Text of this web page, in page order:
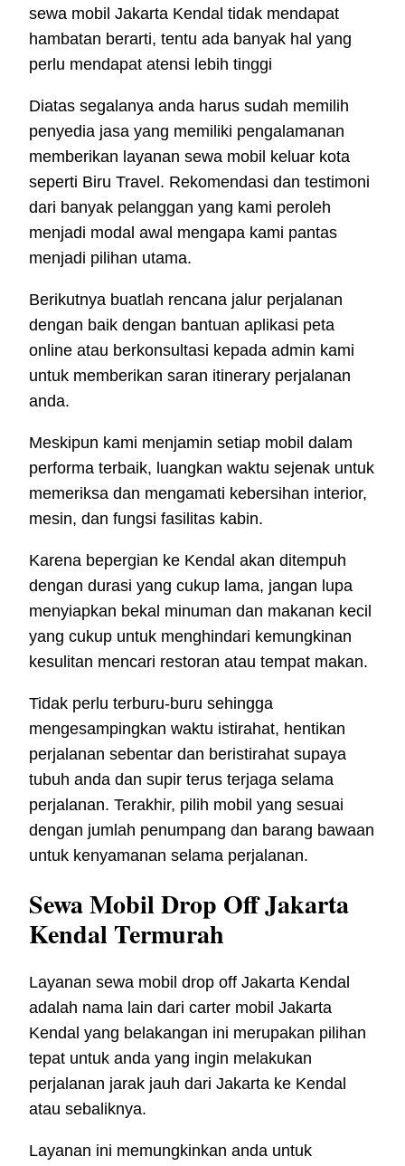
sewa mobil Jakarta Kendal tidak mendapat
hambatan berarti, tentu ada banyak hal yang
perlu mendapat atensi lebih tinggi
Diatas segalanya anda harus sudah memilih
penyedia jasa yang memiliki pengalamanan
memberikan layanan sewa mobil keluar kota
seperti Biru Travel. Rekomendasi dan testimoni
dari banyak pelanggan yang kami peroleh
menjadi modal awal mengapa kami pantas
menjadi pilihan utama.
Berikutnya buatlah rencana jalur perjalanan
dengan baik dengan bantuan aplikasi peta
online atau berkonsultasi kepada admin kami
untuk memberikan saran itinerary perjalanan
anda.
Meskipun kami menjamin setiap mobil dalam
performa terbaik, luangkan waktu sejenak untuk
memeriksa dan mengamati kebersihan interior,
mesin, dan fungsi fasilitas kabin.
Karena bepergian ke Kendal akan ditempuh
dengan durasi yang cukup lama, jangan lupa
menyiapkan bekal minuman dan makanan kecil
yang cukup untuk menghindari kemungkinan
kesulitan mencari restoran atau tempat makan.
Tidak perlu terburu-buru sehingga
mengesampingkan waktu istirahat, hentikan
perjalanan sebentar dan beristirahat supaya
tubuh anda dan supir terus terjaga selama
perjalanan. Terakhir, pilih mobil yang sesuai
dengan jumlah penumpang dan barang bawaan
untuk kenyamanan selama perjalanan.
Sewa Mobil Drop Off Jakarta
Kendal Termurah
Layanan sewa mobil drop off Jakarta Kendal
adalah nama lain dari carter mobil Jakarta
Kendal yang belakangan ini merupakan pilihan
tepat untuk anda yang ingin melakukan
perjalanan jarak jauh dari Jakarta ke Kendal
atau sebaliknya.
Layanan ini memungkinkan anda untuk